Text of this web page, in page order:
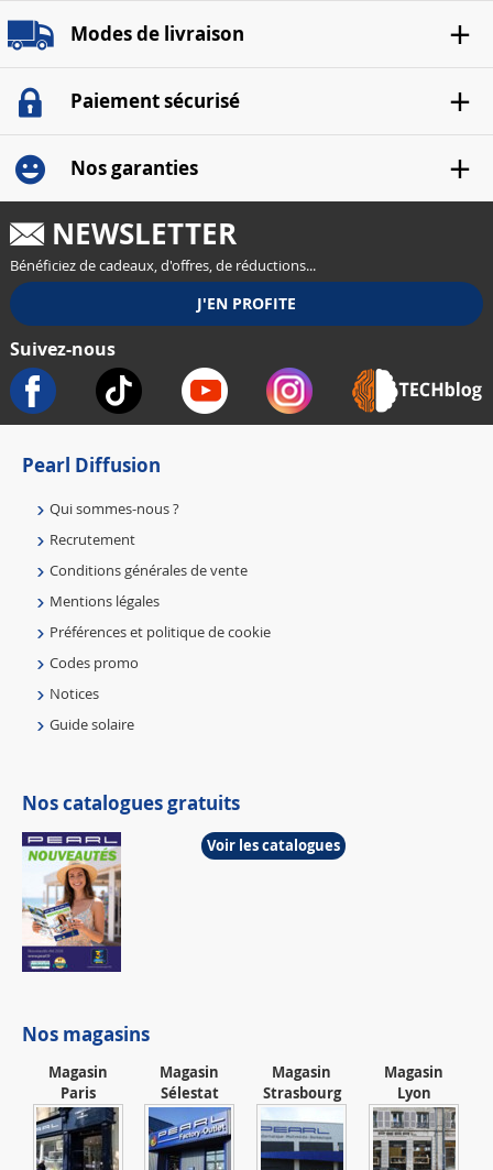
Modes de livraison
Paiement sécurisé
Nos garanties
NEWSLETTER
Bénéficiez de cadeaux, d'offres, de réductions...
Suivez-nous
Pearl Diffusion
Qui sommes-nous ?
Recrutement
Conditions générales de vente
Mentions légales
Préférences et politique de cookie
Codes promo
Notices
Guide solaire
Nos catalogues gratuits
Voir les catalogues
Nos magasins
Magasin
Paris
Magasin
Sélestat
Magasin
Strasbourg
Magasin
Lyon